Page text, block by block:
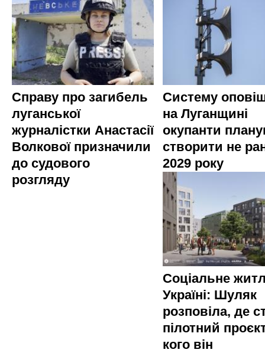
Справу про загибель
луганської
журналістки Анастасії
Волкової призначили
до судового
розгляду
Систему
на Луганщині
окупанти
створити не
2029 року
Соціальне
Україні: Шуляк
розповіла, де
пілотний
кого він